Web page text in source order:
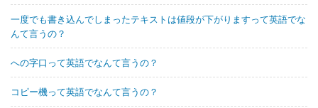
一度でも書き込んでしまったテキストは値段が下がりますって英語でな
んて言うの？
への字口って英語でなんて言うの？
コピー機って英語でなんて言うの？